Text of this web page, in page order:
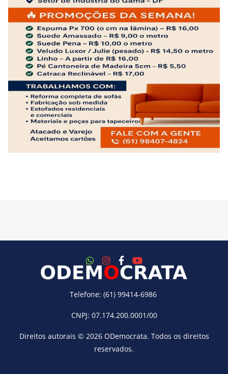
Telefone: (61) 99414-6986
CNPJ: 07.174.200.0001/00
Direitos autorais © 2026 ODemocrata. Todos os direitos
reservados.